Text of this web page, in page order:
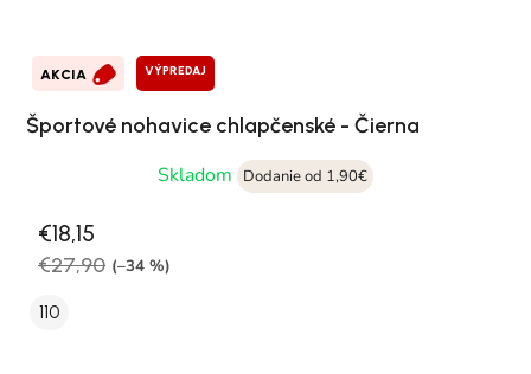
AKCIA VÝPREDAJ
Športové nohavice chlapčenské - Čierna
Skladom
Dodanie od 1,90€
€18,15
€27,90 (–34 %)
110